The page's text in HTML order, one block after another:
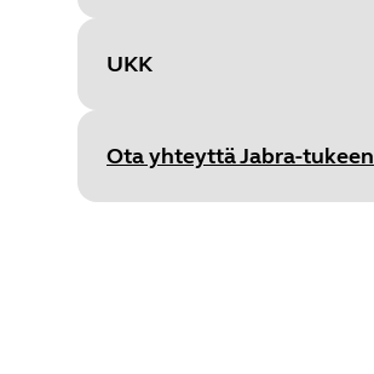
Type pdf
UKK
Ota yhteyttä Jabra-tukeen